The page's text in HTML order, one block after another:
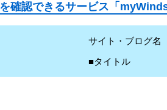
確認できるサービス「
サイト・ブログ名
■タイトル